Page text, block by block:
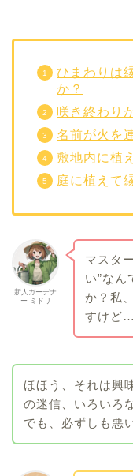
ひまわりは
か？
咲き終わり
名前が火を
敷地内に植
庭に植えて
新人ガーデナ
ー ミドリ
マスタ
い”なん
か？私
すけど…
ほほう、それは興
の迷信、いろいろ
でも、必ずしも悪